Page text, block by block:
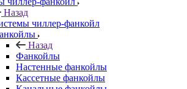
Назад
чиллер-фанкойл
Назад
Фанкойлы
Настенные фанкойлы
Кассетные фанкойлы